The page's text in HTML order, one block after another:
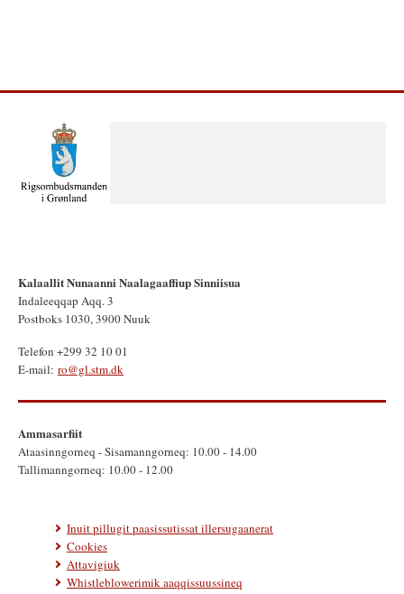
Kalaallit Nunaanni Naalagaaffiup Sinniisua
Indaleeqqap Aqq. 3
Postboks 1030, 3900 Nuuk
Telefon +299 32 10 01
E-mail: ro@gl.stm.dk
Ammasarfiit
Ataasinngorneq - Sisamanngorneq: 10.00 - 14.00
Tallimanngorneq: 10.00 - 12.00
Inuit pillugit paasissutissat illersugaanerat
Cookies
Attavigiuk
Whistleblowerimik aaqqissuussineq